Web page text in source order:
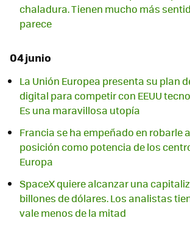
chaladura. Tienen mucho más
parece
04 junio
La Unión Europea presenta su plan
digital para competir con EEUU
Es una maravillosa utopía
Francia se ha empeñado en robarle
posición como potencia de los
Europa
SpaceX quiere alcanzar una
billones de dólares. Los analistas
vale menos de la mitad